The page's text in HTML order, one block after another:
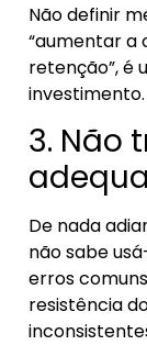
Não definir
“aumentar a
retenção”, é
investimento.
3. Não
De nada
não sabe
erros
resistência